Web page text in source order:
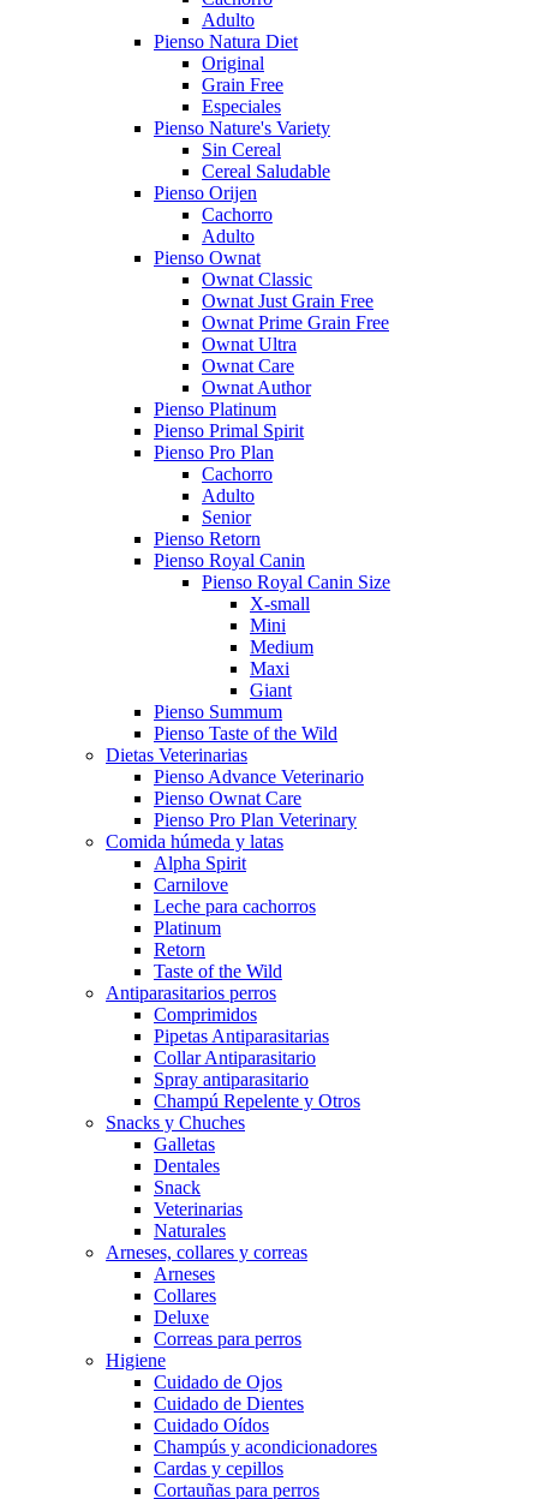
Adulto
Pienso Natura Diet
Original
Grain Free
Especiales
Pienso Nature's Variety
Sin Cereal
Cereal Saludable
Pienso Orijen
Cachorro
Adulto
Pienso Ownat
Ownat Classic
Ownat Just Grain Free
Ownat Prime Grain Free
Ownat Ultra
Ownat Care
Ownat Author
Pienso Platinum
Pienso Primal Spirit
Pienso Pro Plan
Cachorro
Adulto
Senior
Pienso Retorn
Pienso Royal Canin
Pienso Royal Canin Size
X-small
Mini
Medium
Maxi
Giant
Pienso Summum
Pienso Taste of the Wild
Dietas Veterinarias
Pienso Advance Veterinario
Pienso Ownat Care
Pienso Pro Plan Veterinary
Comida húmeda y latas
Alpha Spirit
Carnilove
Leche para cachorros
Platinum
Retorn
Taste of the Wild
Antiparasitarios perros
Comprimidos
Pipetas Antiparasitarias
Collar Antiparasitario
Spray antiparasitario
Champú Repelente y Otros
Snacks y Chuches
Galletas
Dentales
Snack
Veterinarias
Naturales
Arneses, collares y correas
Arneses
Collares
Deluxe
Correas para perros
Higiene
Cuidado de Ojos
Cuidado de Dientes
Cuidado Oídos
Champús y acondicionadores
Cardas y cepillos
Cortauñas para perros